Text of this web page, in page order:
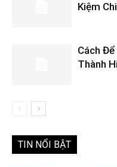
Kiệm
Cách
Thành
TIN NỔI BẬT